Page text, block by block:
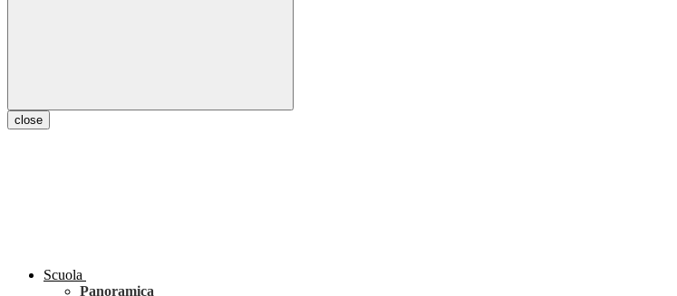
close
Scuola
Panoramica